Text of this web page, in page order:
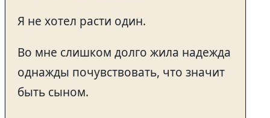
Я не хотел расти один.
Во мне слишком долго жила надежда
однажды почувствовать, что значит
быть сыном.